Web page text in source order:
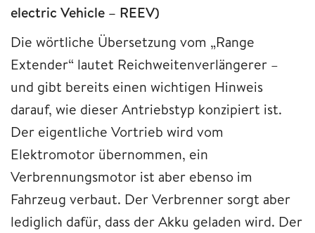
electric Vehicle – REEV)
Die wörtliche Übersetzung vom „Range
Extender“ lautet Reichweitenverlängerer –
und gibt bereits einen wichtigen Hinweis
darauf, wie dieser Antriebstyp konzipiert ist.
Der eigentliche Vortrieb wird vom
Elektromotor übernommen, ein
Verbrennungsmotor ist aber ebenso im
Fahrzeug verbaut. Der Verbrenner sorgt aber
lediglich dafür, dass der Akku geladen wird. Der